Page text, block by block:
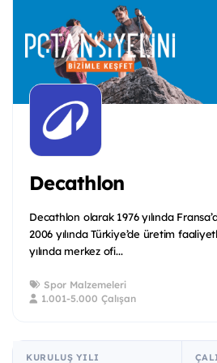
Decathlon
Decathlon olarak 1976 yılında
2006 yılında Türkiye’de üretim
yılında merkez ofi...
Spor Malzemeleri
1.001-5.000 Çalışan
KURULUŞ YILI